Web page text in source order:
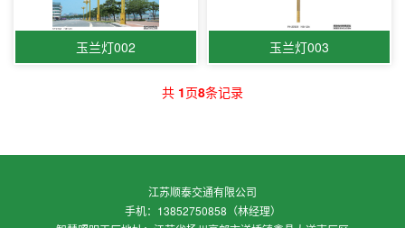
玉兰灯002 玉兰灯003
共 1页8条记录
江苏顺泰交通有限公司
手机：13852750858（林经理）